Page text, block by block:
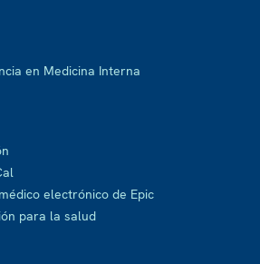
en Medicina Interna
electrónico de Epic
para la salud